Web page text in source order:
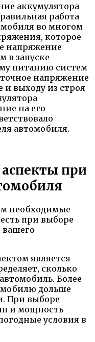
аккумулятора
работа
во многом
которое
напряжение
в запуске
питанию систем
напряжение
и выходу из строя
на его
автомобиля.
при
необходимые
при выборе
вашего
является
сколько
Более
дольше
При выборе
и мощность
условия в